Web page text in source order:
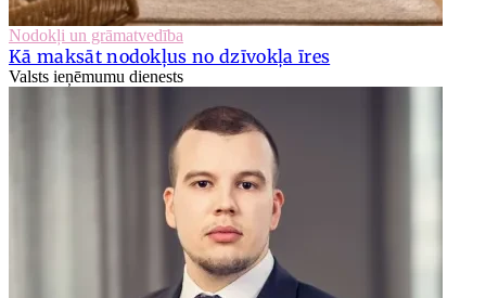
Nodokļi un grāmatvedība
Kā maksāt nodokļus no dzīvokļa īres
Valsts ieņēmumu dienests